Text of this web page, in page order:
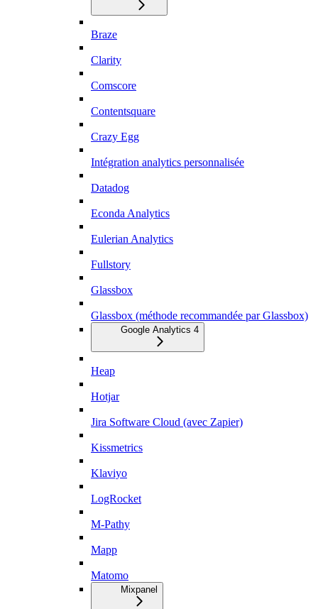
Braze
Clarity
Comscore
Contentsquare
Crazy Egg
Intégration analytics personnalisée
Datadog
Econda Analytics
Eulerian Analytics
Fullstory
Glassbox
Glassbox (méthode recommandée par Glassbox)
Google Analytics 4
Heap
Hotjar
Jira Software Cloud (avec Zapier)
Kissmetrics
Klaviyo
LogRocket
M-Pathy
Mapp
Matomo
Mixpanel